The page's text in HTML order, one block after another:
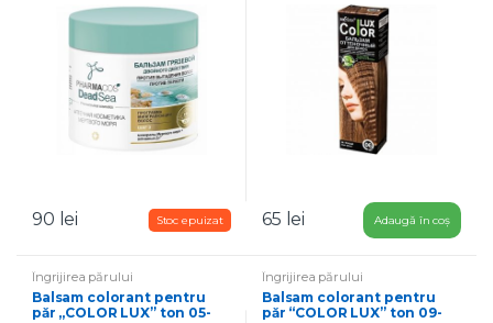
90 lei 65 lei Adaugă în coș
Îngrijirea părului
Balsam colorant pentru
păr „COLOR LUX” ton 05-
Îngrijirea părului
Balsam colorant pentru
păr “COLOR LUX” ton 09-